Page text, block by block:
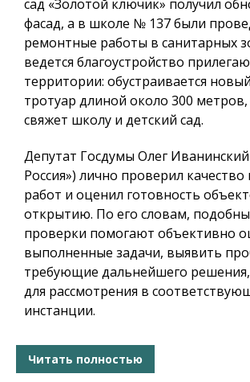
сад «Золотой ключик» получил
фасад, а в школе № 137 были
ремонтные работы в санитарных
ведется благоустройство
территории: обустраивается
тротуар длиной около 300
свяжет школу и детский сад.
Депутат Госдумы Олег
Россия») лично проверил
работ и оценил готовность
открытию. По его словам,
проверки помогают объективно
выполненные задачи, выявить
требующие дальнейшего
для рассмотрения в
инстанции.
Читать полностью